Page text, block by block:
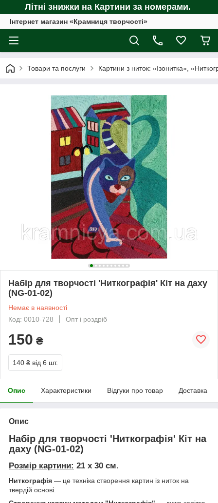
Літні знижки на Картини за номерами.
Інтернет магазин «Крамниця творчості»
Товари та послуги Картини з ниток: «Ізонитка»,
Набір для творчості 'Ниткографія' Кіт на даху
(NG-01-02)
Немає в наявності
Код: 0010-728
Опт і роздріб
150 ₴
140 ₴ від 6 шт.
Опис Характеристики Відгуки про товар Доставка
Опис
Набір для творчості 'Ниткографія' Кіт на
даху (NG-01-02)
Розмір картини: 21 x 30 см.
Ниткографія — це техніка створення картин із ниток на
твердій основі.